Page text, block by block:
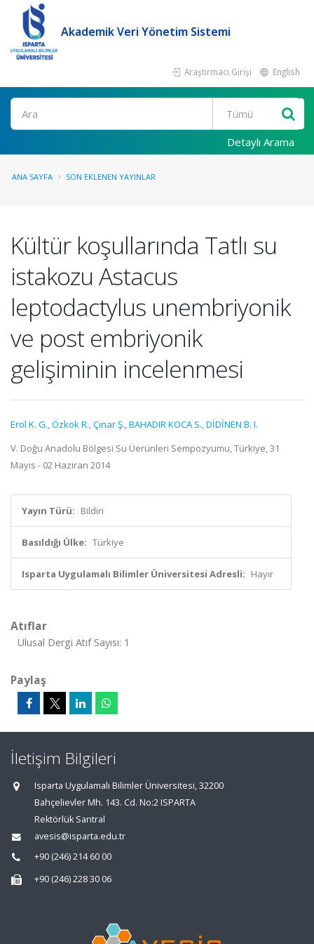
Akademik Veri Yönetim Sistemi
Araştırmacı Girişi English
Ara
Detaylı Arama
ANA SAYFA SON EKLENEN YAYINLAR
Kültür koşullarında Tatlı su
istakozu Astacus
leptodactylus unembriyonik
ve post embriyonik
gelişiminin incelenmesi
Erol K. G.,Özkök R.,Çınar Ş.,BAHADIR KOCA S.,DİDİNEN B. I.
V. Doğu Anadolu Bölgesi Su Üerünleri Sempozyumu, Türkiye, 31
Mayıs - 02 Haziran 2014
Yayın Türü: Bildiri
Basıldığı Ülke: Türkiye
Isparta Uygulamalı Bilimler Üniversitesi Adresli: Hayır
Atıflar
Ulusal Dergi Atıf Sayısı: 1
Paylaş
İletişim Bilgileri
Isparta Uygulamalı Bilimler Üniversitesi, 32200
Bahçelievler Mh. 143. Cd. No:2 ISPARTA
Rektörlük Santral
avesis@isparta.edu.tr
+90 (246) 214 60 00
+90 (246) 228 30 06